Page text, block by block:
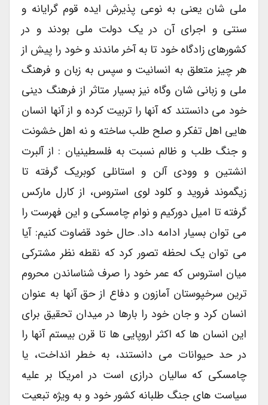
ملی شان یعنی به نوعی پذیرش ایده قوم گرایانه و
سنتی و اجرای آن در یک دولت ملی بودند و در
کشورهای زادگاه خود تا به آخر ماندند و خود را پیش از
هر چیز متعلق به انسانیت و سپس به زبان و فرهنگ
ملی و زبانی شان وگاه نیز بسیار متاثر از فرهنگ دینی
خود می دانستند که آنها را تربیت کرده و از آنها انسان
هایی اهل تفکر و صلح طلب ساخته و نه اهل خشونت
و جنگ طلب و ظالم نسبت به فلسطینیان : از آلبرت
انشتین و وودی آلن و استانلی کوبریک گرفته تا
زیگموند فروید و کلود لوی استروس، از کارل مارکس
گرفته تا امیل دورکیم و نوام چامسکی و این فهرست را
می توان بسیار ادامه داد. حال خود قضاوت کنیم: آیا
می توان یک لحظه تصور کرد که نقطه نظر مشترکی
میان استروس که عمر خود را صرف شناساندن محروم
ترین سرخپوستان آمازون و دفاع از حق آنها به عنوان
انسان کرد و جان خود را بارها در میدان تحقیق برای
این انسان ها که اکثر اروپایی ها تا قرن بیستم آنها را
در حد حیوانات می دانستند، به خطر انداخت، یا
چامسکی که سالیان درازی است در امریکا بر علیه
سیاست های جنگ طلبانه کشور خود و به ویژه تبعیت